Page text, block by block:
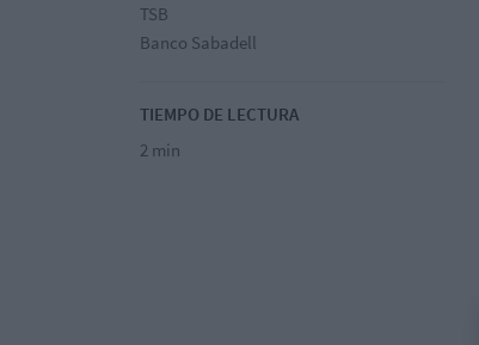
TSB
Banco Sabadell
TIEMPO DE LECTURA
2 min